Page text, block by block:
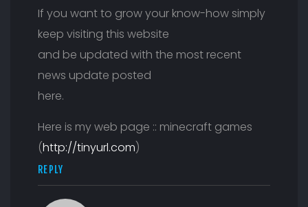
If you want to grow your know-how simply
keep visiting this website
and be updated with the most recent
news update posted
here.
Here is my web page :: minecraft games
(http://tinyurl.com)
REPLY